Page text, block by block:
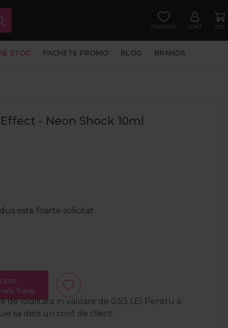
FAVORITE CONT COS
STOC PACHETE PROMO BLOG BRANDS
- Neon Shock 10ml
este foarte solicitat.
cos
11 aug.
de loialitate in valoare de 0,53 LEI Pentru a
sa detii un cont de client.